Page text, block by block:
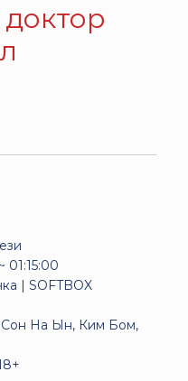
~ 01:15:00
| SOFTBOX
На Ын, Ким Бом,